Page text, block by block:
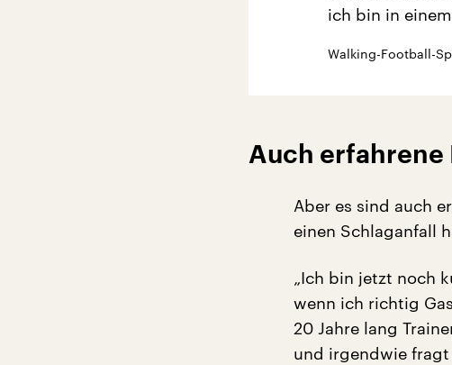
ich bin in
Walking-Football-
Auch erfahrene
Aber es sind auch
einen Schlaganfall
„Ich bin jetzt noch
wenn ich richtig
20 Jahre lang
und irgendwie fragt